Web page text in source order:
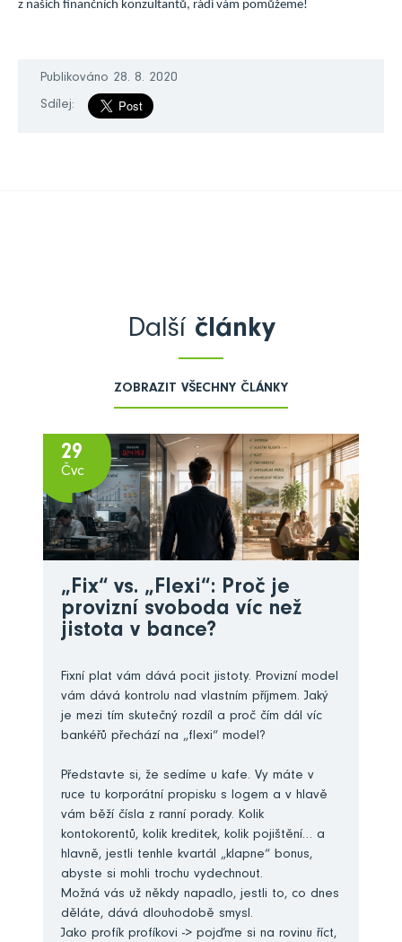
z našich finančních konzultantů, rádi vám pomůžeme!
Publikováno 28. 8. 2020
Sdílej:
Další články
ZOBRAZIT VŠECHNY ČLÁNKY
29
Čvc
„Fix“ vs. „Flexi“: Proč je
provizní svoboda víc než
jistota v bance?
Fixní plat vám dává pocit jistoty. Provizní model
vám dává kontrolu nad vlastním příjmem. Jaký
je mezi tím skutečný rozdíl a proč čím dál víc
bankéřů přechází na „flexi“ model?
Představte si, že sedíme u kafe. Vy máte v
ruce tu korporátní propisku s logem a v hlavě
vám běží čísla z ranní porady. Kolik
kontokorentů, kolik kreditek, kolik pojištění… a
hlavně, jestli tenhle kvartál „klapne“ bonus,
abyste si mohli trochu vydechnout.
Možná vás už někdy napadlo, jestli to, co dnes
děláte, dává dlouhodobě smysl.
Jako profík profíkovi -> pojďme si na rovinu říct,